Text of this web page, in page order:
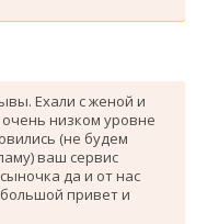
Ехали с женой и
низком уровне
(не будем
ваш сервис
да и от нас
привет и